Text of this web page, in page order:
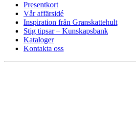
Presentkort
Vår affärsidé
Inspiration från Granskattehult
Stig tipsar – Kunskapsbank
Kataloger
Kontakta oss